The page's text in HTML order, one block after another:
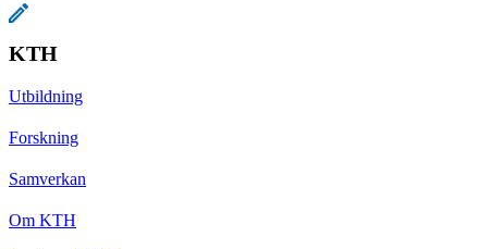
KTH
Utbildning
Forskning
Samverkan
Om KTH